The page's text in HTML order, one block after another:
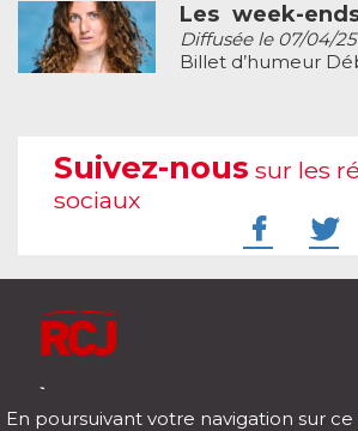
Les week-
Diffusée le 07/04/25
Billet d’humeur
Suivez-nous sur les
sociaux
Télécharger notre application pour iOs et
En poursuivant votre navigation sur